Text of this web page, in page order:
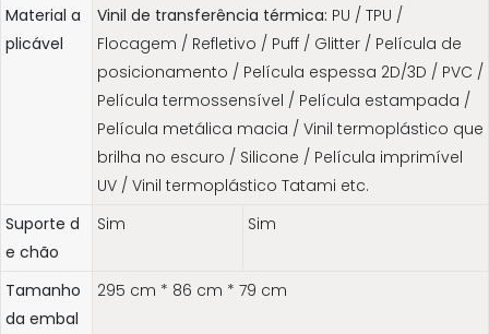
Material a
plicável
Vinil de transferência térmica: PU / TPU /
Flocagem / Refletivo / Puff / Glitter / Película de
posicionamento / Película espessa 2D/3D / PVC /
Película termossensível / Película estampada /
Película metálica macia / Vinil termoplástico que
brilha no escuro / Silicone / Película imprimível
UV / Vinil termoplástico Tatami etc.
Suporte d
e chão
Sim Sim
Tamanho
da embal
295 cm * 86 cm * 79 cm